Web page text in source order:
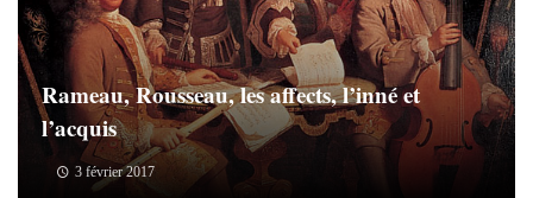
Rameau, Rousseau, les affects, l’inné et
l’acquis
3 février 2017